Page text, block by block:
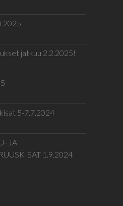
2025
jatkuu 2.2.2025!
5-7.7.2024
JA
1.9.2024